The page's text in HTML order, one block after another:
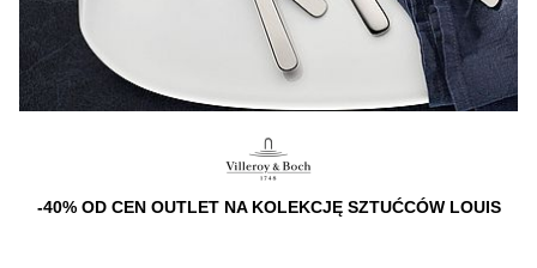
-40% OD CEN OUTLET NA KOLEKCJĘ SZTUĆCÓW LOUIS